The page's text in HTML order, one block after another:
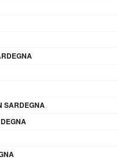
SARDEGNA